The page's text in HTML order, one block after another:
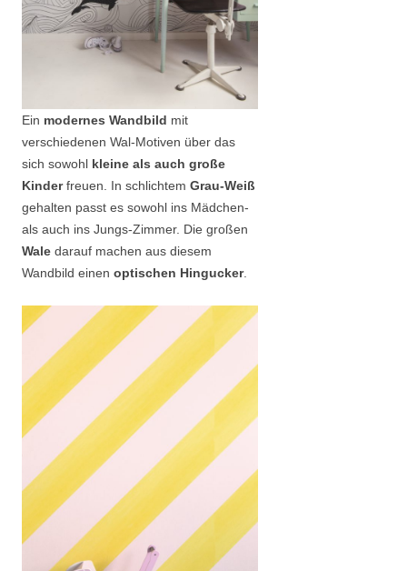
Ein modernes Wandbild mit
verschiedenen Wal-Motiven über das
sich sowohl kleine als auch große
Kinderfreuen. In schlichtem Grau-Weiß
gehalten passt es sowohl ins Mädchen-
als auch ins Jungs-Zimmer. Die großen
Wale darauf machen aus diesem
Wandbild einen optischen Hingucker.